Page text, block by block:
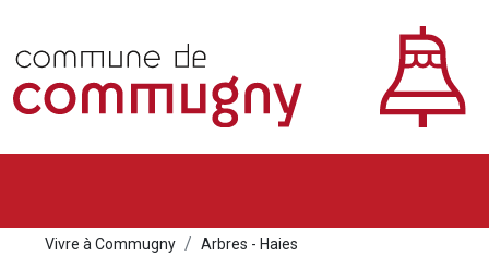
Vivre à Commugny Arbres - Haies